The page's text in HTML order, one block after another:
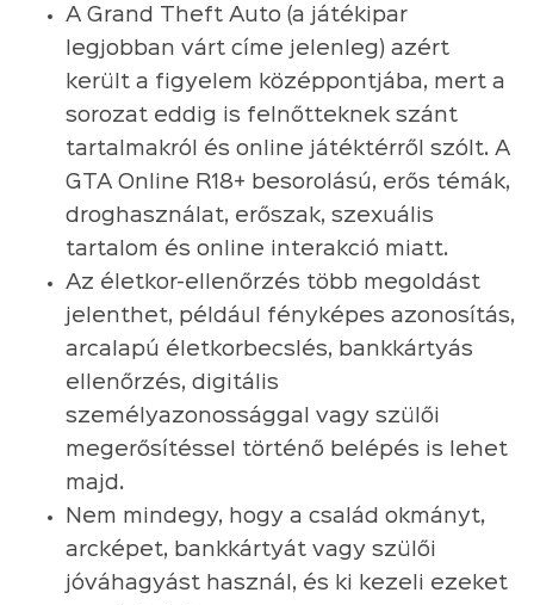
A Grand Theft Auto (a játékipar
legjobban várt címe jelenleg) azért
került a figyelem középpontjába, mert a
sorozat eddig is felnőtteknek szánt
tartalmakról és online játéktérről szólt. A
GTA Online R18+ besorolású, erős témák,
droghasználat, erőszak, szexuális
tartalom és online interakció miatt.
Az életkor-ellenőrzés több megoldást
jelenthet, például fényképes azonosítás,
arcalapú életkorbecslés, bankkártyás
ellenőrzés, digitális
személyazonossággal vagy szülői
megerősítéssel történő belépés is lehet
majd.
Nem mindegy, hogy a család okmányt,
arcképet, bankkártyát vagy szülői
jóváhagyást használ, és ki kezeli ezeket